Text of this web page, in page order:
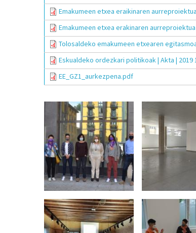
Emakumeen etxea eraikinaren
Emakumeen etxea erakinaren
Tolosaldeko emakumeen etxearen
Eskualdeko ordezkari politikoak | Akta | 2019
EE_GZ1_aurkezpena.pdf